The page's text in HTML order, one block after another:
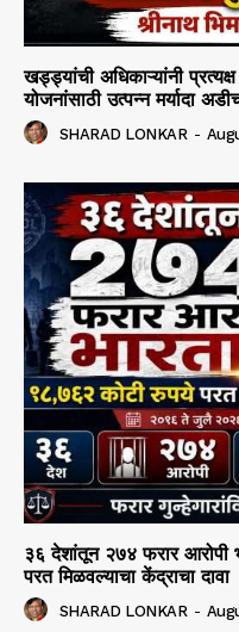
खड्ड्यांची अधिकाऱ्यांनी
योजनांसाठी उत्पन्न मर्यादा
SHARAD LONKAR -
३६ देशांतून २७४ फरार आरोपी
परत मिळवल्याचा केंद्राचा दावा
SHARAD LONKAR -